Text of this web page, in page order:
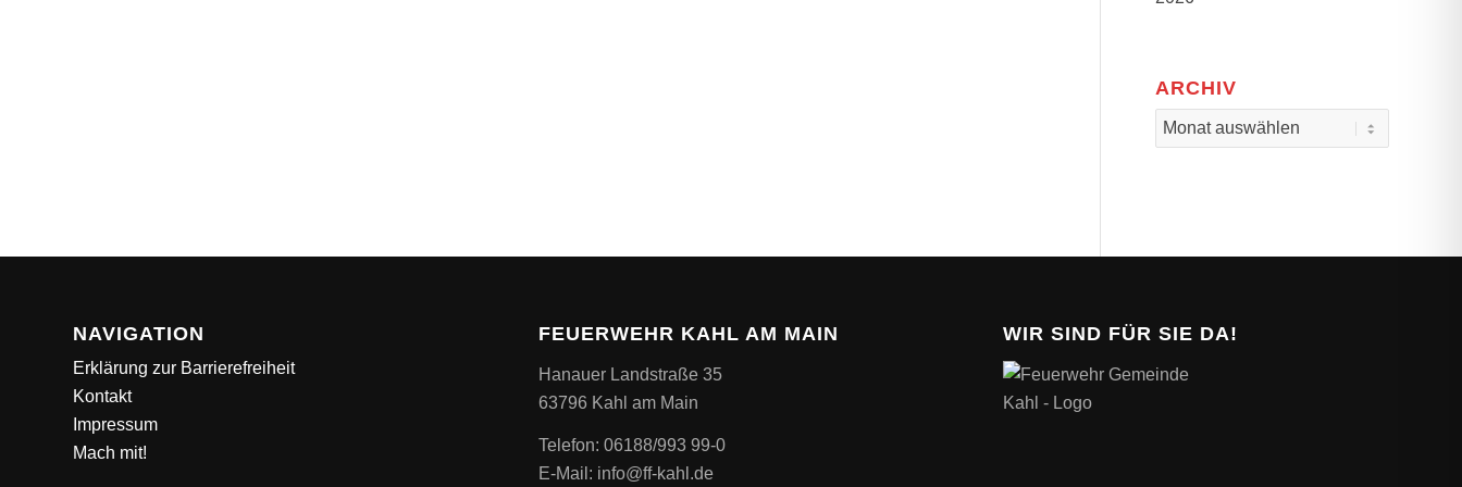
ARCHIV
Archiv
NAVIGATION
Erklärung zur Barrierefreiheit
Kontakt
Impressum
Mach mit!
FEUERWEHR KAHL AM MAIN
Hanauer Landstraße 35
63796 Kahl am Main
Telefon: 06188/993 99-0
E-Mail: info@ff-kahl.de
WIR SIND FÜR SIE DA!